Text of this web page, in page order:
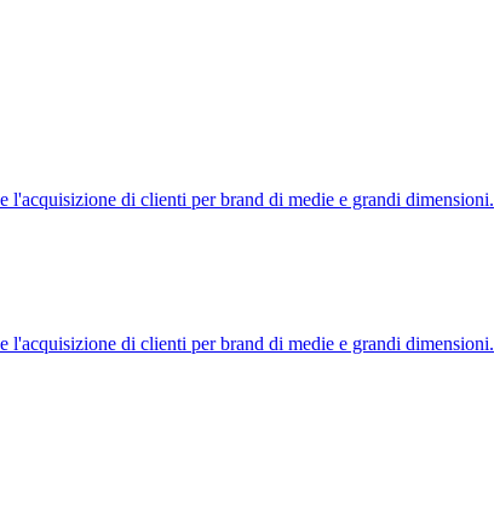
l'acquisizione di clienti per brand di medie e grandi dimensioni.
l'acquisizione di clienti per brand di medie e grandi dimensioni.